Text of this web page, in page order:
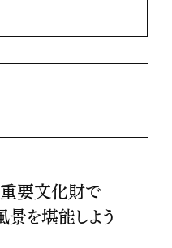
要文化財で
を堪能しよう